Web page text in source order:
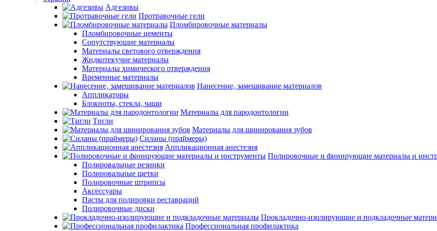
Адгезивы
Протравочные гели
Пломбировочные материалы
Пломбировочные цементы
Сопутствующие материалы
Материалы светового отверждения
Жидкотекучие материалы
Материалы химического отверждения
Временные материалы
Нанесение, замешивание материалов
Аппликаторы
Блокноты, стекла, чаши
Материалы для пародонтологии
Тигли
Материалы для шинирования зубов
Силаны (праймеры)
Аппликационная анестезия
Полировочные и финирующие материалы и
Полировальные резинки
Полировальные щетки
Полировочные штрипсы
Аксессуары
Пасты для полировки реставраций
Полировочные диски
Прокладочно-изолирующие и подкладочные
Профессиональная профилактика